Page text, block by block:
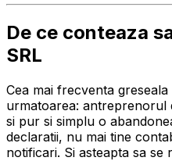
De ce conteaza
SRL
Cea mai frecventa
urmatoarea: antreprenorul
si pur si simplu o
declaratii, nu mai tine
notificari. Si asteapta sa se